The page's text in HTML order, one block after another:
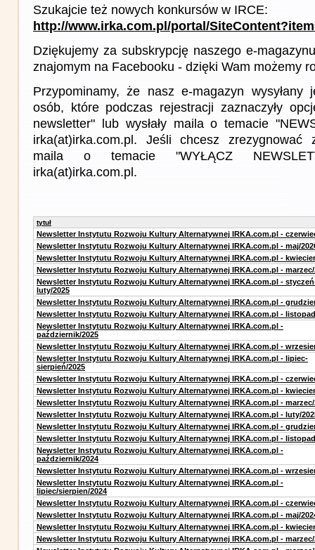
Szukajcie też nowych konkursów w IRCE:
http://www.irka.com.pl/portal/
Dziękujemy za subskrypcję naszego e-
znajomym na Facebooku - dzięki Wam możemy
Przypominamy, że nasz e-magazyn
osób, które podczas rejestracji zaznaczyły
newsletter" lub wysłały maila o temacie
irka(at)irka.com.pl. Jeśli chcesz zrezygnować
maila o temacie "WYŁĄCZ
irka(at)irka.com.pl.
tytuł
Newsletter Instytutu Rozwoju Kultury Alternatywnej IRKA.com.pl -
Newsletter Instytutu Rozwoju Kultury Alternatywnej IRKA.com.pl - maj/
Newsletter Instytutu Rozwoju Kultury Alternatywnej IRKA.com.pl -
Newsletter Instytutu Rozwoju Kultury Alternatywnej IRKA.com.pl - marzec/
Newsletter Instytutu Rozwoju Kultury Alternatywnej IRKA.com.pl -
luty/2025
Newsletter Instytutu Rozwoju Kultury Alternatywnej IRKA.com.pl -
Newsletter Instytutu Rozwoju Kultury Alternatywnej IRKA.com.pl -
Newsletter Instytutu Rozwoju Kultury Alternatywnej IRKA.com.pl -
październik/2025
Newsletter Instytutu Rozwoju Kultury Alternatywnej IRKA.com.pl -
Newsletter Instytutu Rozwoju Kultury Alternatywnej IRKA.com.pl - lipiec-
sierpień/2025
Newsletter Instytutu Rozwoju Kultury Alternatywnej IRKA.com.pl -
Newsletter Instytutu Rozwoju Kultury Alternatywnej IRKA.com.pl -
Newsletter Instytutu Rozwoju Kultury Alternatywnej IRKA.com.pl - marzec/
Newsletter Instytutu Rozwoju Kultury Alternatywnej IRKA.com.pl - luty/
Newsletter Instytutu Rozwoju Kultury Alternatywnej IRKA.com.pl -
Newsletter Instytutu Rozwoju Kultury Alternatywnej IRKA.com.pl -
Newsletter Instytutu Rozwoju Kultury Alternatywnej IRKA.com.pl -
październik/2024
Newsletter Instytutu Rozwoju Kultury Alternatywnej IRKA.com.pl -
Newsletter Instytutu Rozwoju Kultury Alternatywnej IRKA.com.pl -
lipiec/sierpien/2024
Newsletter Instytutu Rozwoju Kultury Alternatywnej IRKA.com.pl -
Newsletter Instytutu Rozwoju Kultury Alternatywnej IRKA.com.pl - maj/
Newsletter Instytutu Rozwoju Kultury Alternatywnej IRKA.com.pl -
Newsletter Instytutu Rozwoju Kultury Alternatywnej IRKA.com.pl - marzec/